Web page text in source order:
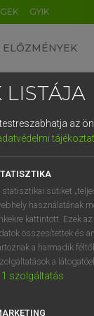
GYIK
ELŐZMÉNYEK
uniós
VAN
előfizetésem a
LISTÁJA
az
statisztikai sütiket
használatának
kattintott. Ezek
összesítettek és
a harmadik
a
1 szolgáltatás
DE CN FR ES IT
1 2 3
q w
a s d
í y